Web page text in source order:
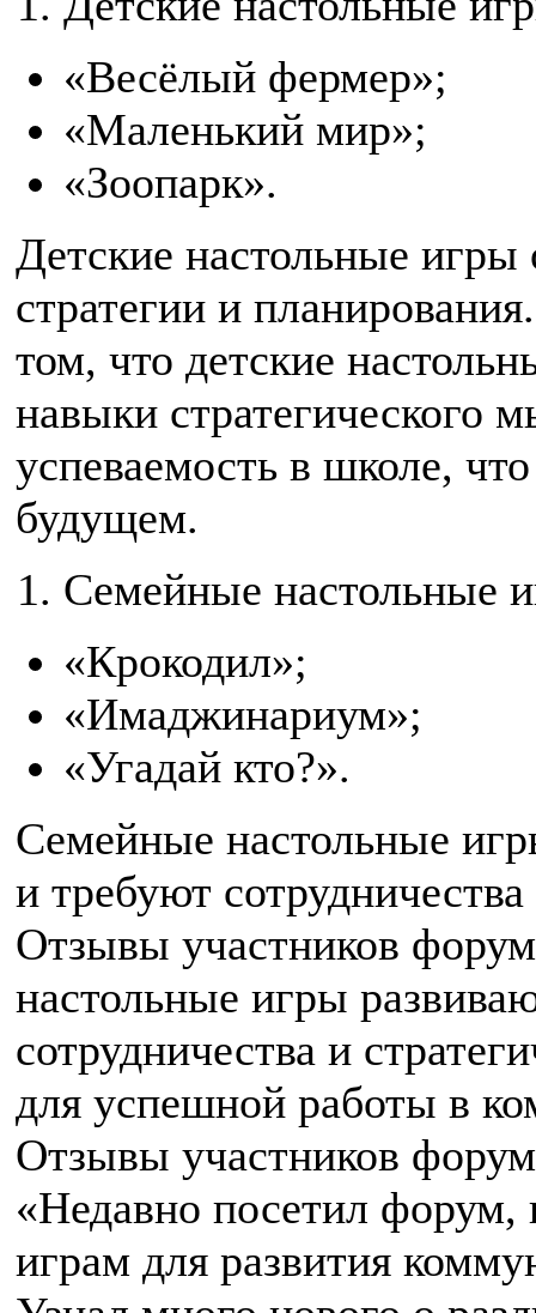
«Весёлый фермер»;
«Маленький мир»;
«Зоопарк».
Детские настольные
стратегии и
том, что детские
навыки стратегического
успеваемость в школе,
будущем.
Семейные настольные
«Крокодил»;
«Имаджинариум»;
«Угадай кто?».
Семейные настольные
и требуют
Отзывы участников
настольные игры
сотрудничества и
для успешной работы в
Отзывы участников
«Недавно посетил
играм для развития